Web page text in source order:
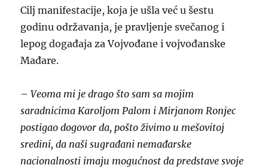
Cilj manifestacije, koja je ušla već u šestu
godinu održavanja, je pravljenje svečanog i
lepog događaja za Vojvođane i vojvođanske
Mađare.
–Veoma mi je drago što sam sa mojim
saradnicima Karoljom Palom i Mirjanom Ronjec
postigao dogovor da, pošto živimo u mešovitoj
sredini, da naši sugrađani nemađarske
nacionalnosti imaju mogućnost da predstave svoje